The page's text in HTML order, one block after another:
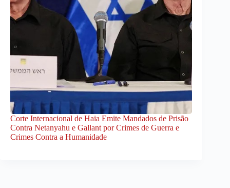
Corte Internacional de Haia Emite Mandados de Prisão
Contra Netanyahu e Gallant por Crimes de Guerra e
Crimes Contra a Humanidade